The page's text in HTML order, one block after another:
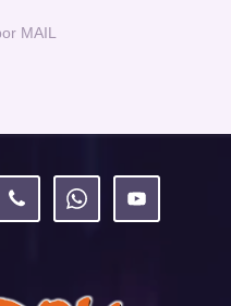
MAIL